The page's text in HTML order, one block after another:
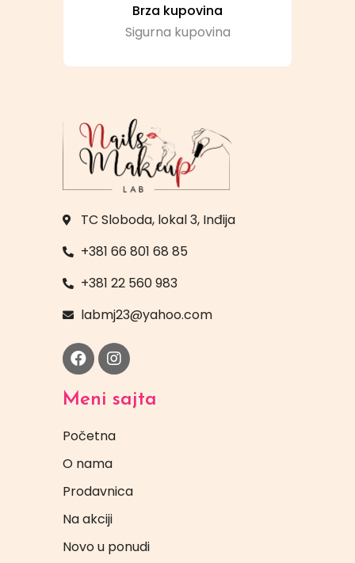
Brza kupovina
Sigurna kupovina
TC Sloboda, lokal 3, Inđija
+381 66 801 68 85
+381 22 560 983
labmj23@yahoo.com
Meni sajta
Početna
O nama
Prodavnica
Na akciji
Novo u ponudi